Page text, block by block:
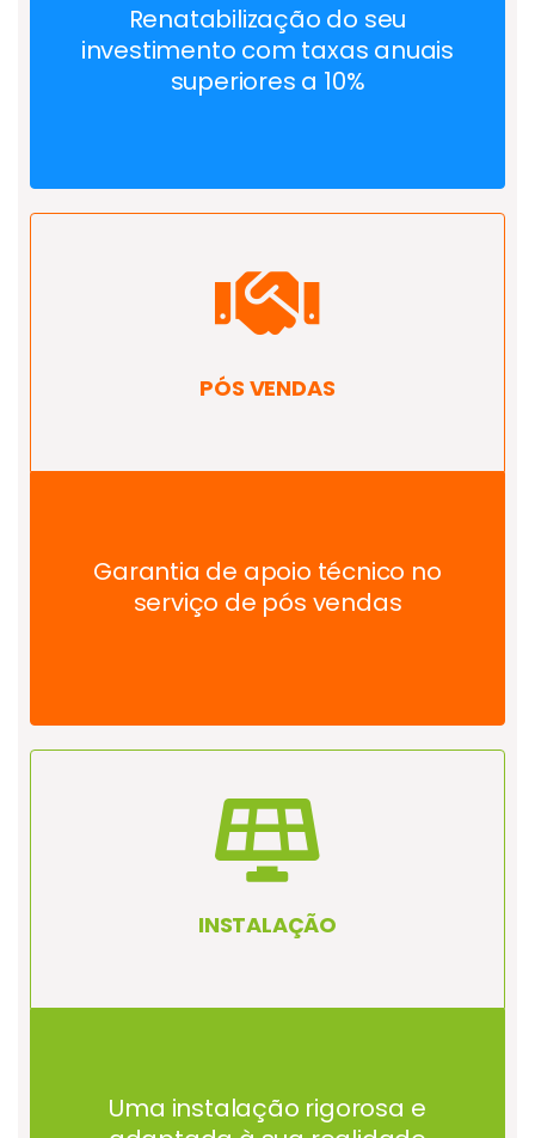
Renatabilização do seu
investimento com taxas anuais
superiores a 10%
PÓS VENDAS
Garantia de apoio técnico no
serviço de pós vendas
INSTALAÇÃO
Uma instalação rigorosa e